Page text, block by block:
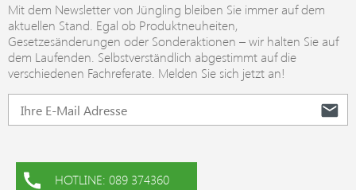
Mit dem Newsletter von Jüngling bleiben Sie immer auf dem
aktuellen Stand. Egal ob Produktneuheiten,
Gesetzesänderungen oder Sonderaktionen – wir halten Sie auf
dem Laufenden. Selbstverständlich abgestimmt auf die
verschiedenen Fachreferate. Melden Sie sich jetzt an!
HOTLINE: 089 374360